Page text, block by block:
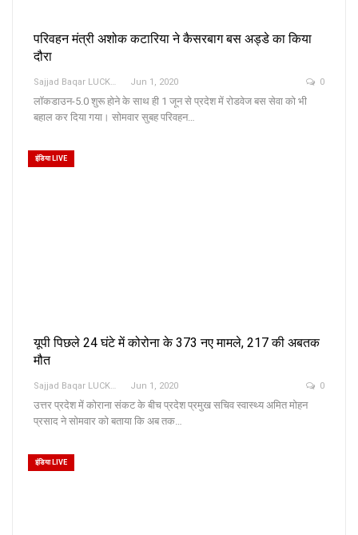
परिवहन मंत्री अशोक कटारिया ने कैसरबाग बस अड्डे का किया
दौरा
Sajjad Baqar LUCKNOW Jun 1, 2020 0
लाॅकडाउन-5.0 शुरू होने के साथ ही 1 जून से प्रदेश में रोडवेज बस सेवा को भी
बहाल कर दिया गया। सोमवार सुबह परिवहन…
इंडिया LIVE
यूपी पिछले 24 घंटे में कोरोना के 373 नए मामले, 217 की अबतक
मौत
Sajjad Baqar LUCKNOW Jun 1, 2020 0
उत्तर प्रदेश में कोराना संकट के बीच प्रदेश प्रमुख सचिव स्वास्थ्य अमित मोहन
प्रसाद ने सोमवार को बताया कि अब तक…
इंडिया LIVE